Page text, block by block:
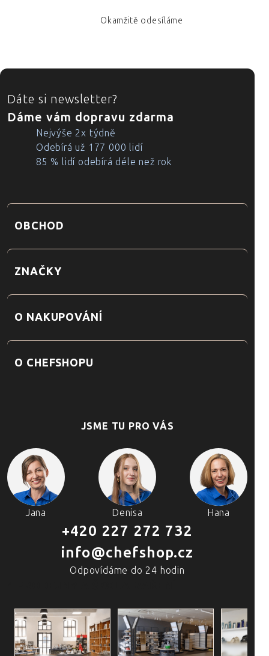
Okamžitě odesíláme
ZÁPATÍ
Dáte si newsletter?
Dáme vám dopravu zdarma
Nejvýše 2x týdně
Odebírá už 177 000 lidí
85 % lidí odebírá déle než rok
OBCHOD
ZNAČKY
O NAKUPOVÁNÍ
O CHEFSHOPU
JSME TU PRO VÁS
Jana Denisa Hana
+420 227 272 732
info@chefshop.cz
Odpovídáme do 24 hodin